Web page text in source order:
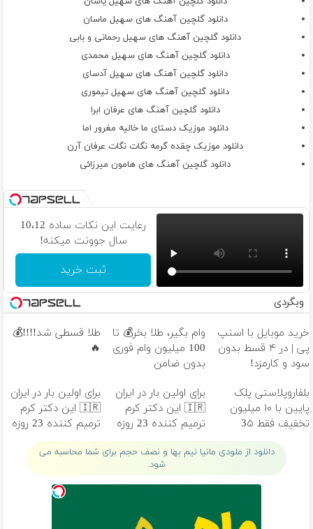
دانلود گلچین آهنگ های سهیل ماسان
دانلود گلچین آهنگ های سهیل رحمانی و بابی
دانلود گلچین آهنگ های سهیل محمدی
دانلود گلچین آهنگ های سهیل آدسای
دانلود گلچین آهنگ های سهیل تیموری
دانلود گلچین آهنگ های عرفان ابرا
دانلود موزیک دستای ما خالیه مغرور اما
دانلود موزیک چقده گرمه نگات نگات عرفان آرن
دانلود گلچین آهنگ های هامون میرزائی
رعایت این نکات ساده 10،12
سال جوونت میکنه!
ثبت خرید
وبگردی
خرید موبایل با اسنپ
پی | در ۴ قسط بدون
سود و کارمزد!
وام بگیر، طلا بخر💰 تا
100 میلیون وام فوری
بدون ضامن
طلا قسطی شد!!!!💰
🔥
بلفاروپلاستی پلک
پایین با ۱۰ میلیون
تخفیف فقط 3۵
برای اولین بار در ایران
🇮🇷 این دکتر کرم
ترمیم کننده 23 روزه
ساخت!
برای اولین بار در ایران
🇮🇷 این دکتر کرم
ترمیم کننده 23 روزه
ساخت!
دانلود از ملودی مانیا نیم بها و نصف حجم برای شما محاسبه می
شود.